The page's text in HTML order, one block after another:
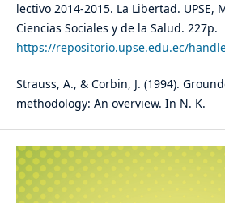
lectivo 2014-2015. La Libertad. UPSE,
Ciencias Sociales y de la Salud. 227p.
https://repositorio.upse.edu.ec/
Strauss, A., & Corbin, J. (1994).
methodology: An overview. In N. K.